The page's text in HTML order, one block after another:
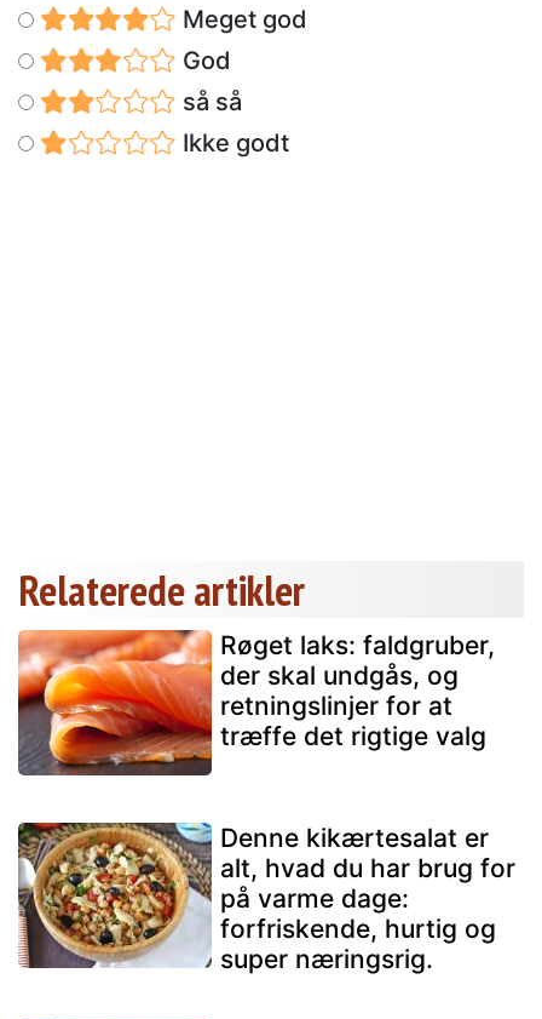
Meget god
God
så så
Ikke godt
Relaterede artikler
Røget laks: faldgruber,
der skal undgås, og
retningslinjer for at
træffe det rigtige valg
Denne kikærtesalat er
alt, hvad du har brug for
på varme dage:
forfriskende, hurtig og
super næringsrig.